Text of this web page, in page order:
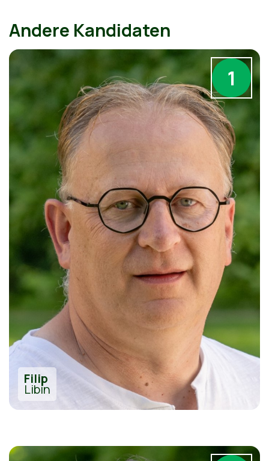
Andere Kandidaten
1
Filip
Libin